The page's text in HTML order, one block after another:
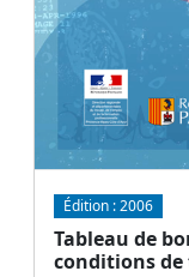
Édition :2006
Tableau de
conditions de